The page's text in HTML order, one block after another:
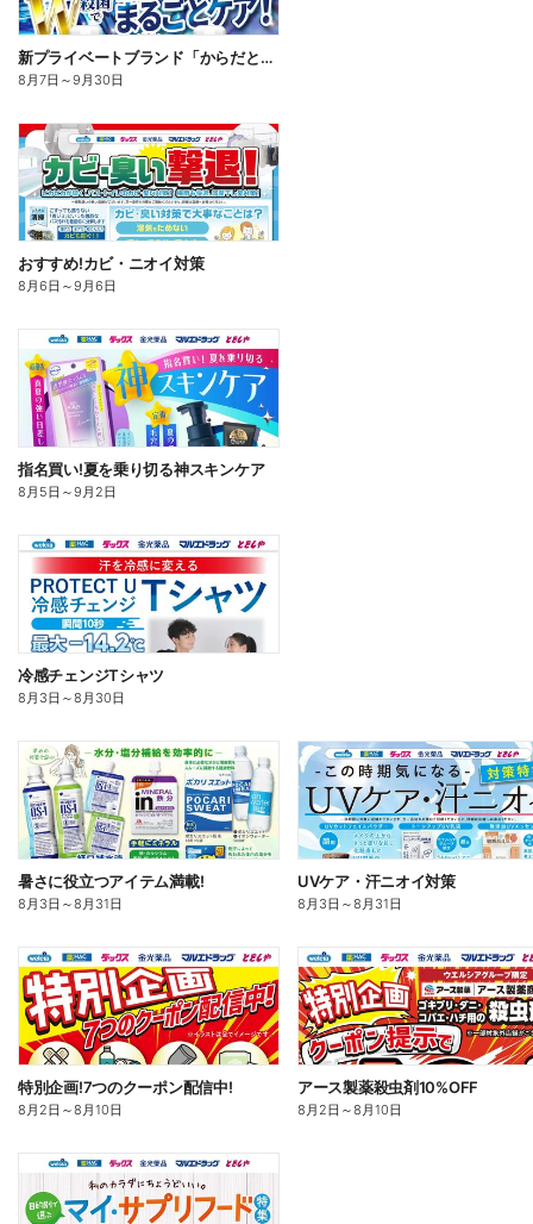
新プライベートブランド「からだとくらしに+1(プラスワン)」よりモンダミン口内トータルケア登場!
8月7日 ～9月30日
おすすめ!カビ・ニオイ対策
8月6日 ～9月6日
指名買い!夏を乗り切る神スキンケア
8月5日 ～9月2日
冷感チェンジTシャツ
8月3日 ～8月30日
暑さに役立つアイテム満載!
8月3日 ～8月31日
UVケア・汗ニオイ対策
8月3日 ～8月31日
特別企画!7つのクーポン配信中!
8月2日 ～8月10日
アース製薬殺虫剤10%OFF
8月2日 ～8月10日